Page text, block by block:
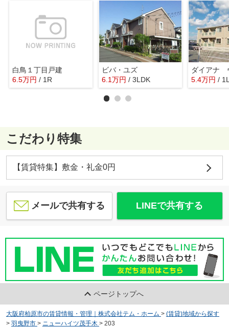
白鳥１丁目戸建
6.5万円 / 1R
ビバ・ユズ
6.1万円 / 3LDK
ダイアナ
5.4万円 /
こだわり特集
【賃貸特集】敷金・礼金0円
メールで共有する LINEで共有する
ページトップへ
大阪府柏原市の賃貸情報・管理｜株式会社テム・ホーム > (賃貸)地域から探す
> 羽曳野市 > ニューハイツ茂手木 > 203